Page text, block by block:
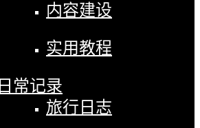
内容建设
实用教程
日常记录
旅行日志